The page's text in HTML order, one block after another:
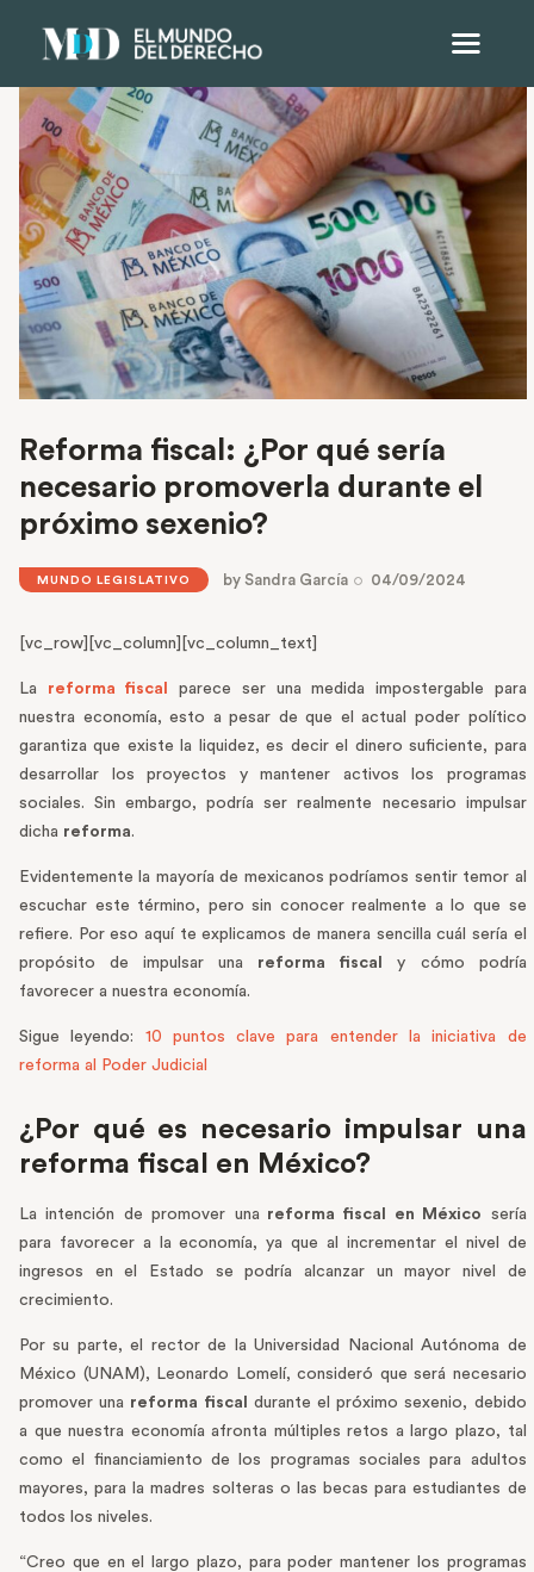
Reforma fiscal: ¿Por qué sería
necesario promoverla durante el
próximo sexenio?
MUNDO LEGISLATIVO bySandra García 04/09/2024
[vc_row][vc_column][vc_column_text]
La reforma fiscal
parece ser una medida impostergable para
nuestra economía, esto a pesar de que el actual poder político
garantiza que existe la liquidez, es decir el dinero suficiente, para
desarrollar los proyectos y mantener activos los programas
sociales. Sin embargo, podría ser realmente necesario impulsar
dicha reforma.
Evidentemente la mayoría de mexicanos podríamos sentir temor al
escuchar este término, pero sin conocer realmente a lo que se
refiere. Por eso aquí te explicamos de manera sencilla cuál sería el
propósito de impulsar una reforma fiscal
y cómo podría
favorecer a nuestra economía.
Sigue leyendo: 10 puntos clave para entender la iniciativa de
reforma al Poder Judicial
¿Por qué es necesario impulsar una
reforma fiscal en México?
La intención de promover una reforma fiscal en México sería
para favorecer a la economía, ya que al incrementar el nivel de
ingresos en el Estado se podría alcanzar un mayor nivel de
crecimiento.
Por su parte, el rector de la Universidad Nacional Autónoma de
México (UNAM), Leonardo Lomelí, consideró que será necesario
promover una reforma fiscal
durante el próximo sexenio, debido
a que nuestra economía afronta múltiples retos a largo plazo, tal
como el financiamiento de los programas sociales para adultos
mayores, para la madres solteras o las becas para estudiantes de
todos los niveles.
“Creo que en el largo plazo, para poder mantener los programas